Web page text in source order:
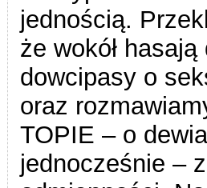
jednością.
że wokół
dowcipasy o
oraz
TOPIE – o
jednocześnie –